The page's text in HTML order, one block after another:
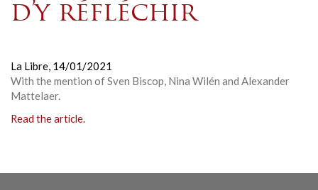
d’y réfléchir
La Libre, 14/01/2021
With the mention of Sven Biscop, Nina Wilén and Alexander
Mattelaer.
Read the article.